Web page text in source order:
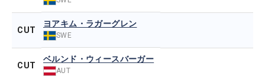
CUT
ヨアキム・ラガーグレン
SWE
CUT
ベルンド・ウィースバーガー
AUT